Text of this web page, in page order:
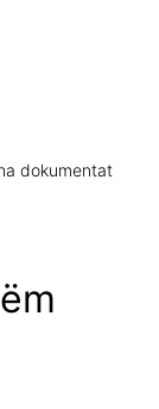
dokumentat